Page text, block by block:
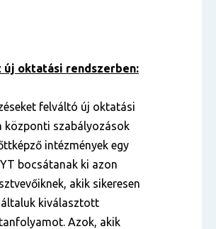
új oktatási rendszerben:
felváltó új oktatási
központi szabályozások
intézmények egy
bocsátanak ki azon
akik sikeresen
általuk kiválasztott
Azok, akik